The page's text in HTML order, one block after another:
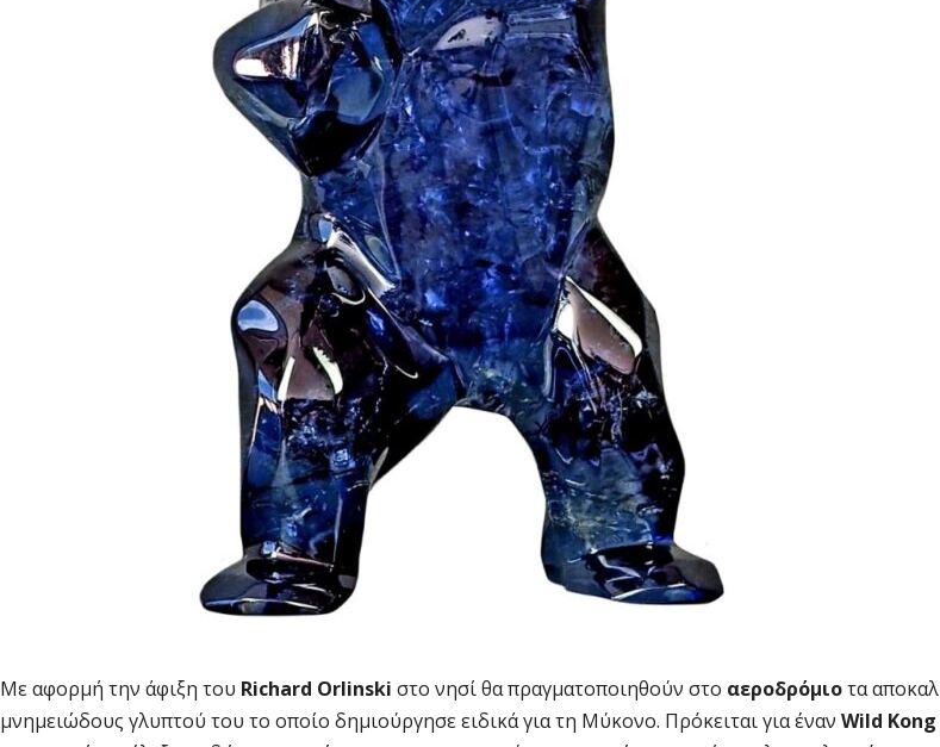
Με αφορμή την άφιξη του Richard Orlinski στο νησί θα πραγματοποιηθούν στο αεροδρόμιοτα
μνημειώδους γλυπτού του το οποίο δημιούργησε ειδικά για τη Μύκονο. Πρόκειται για έναν Wild Kong